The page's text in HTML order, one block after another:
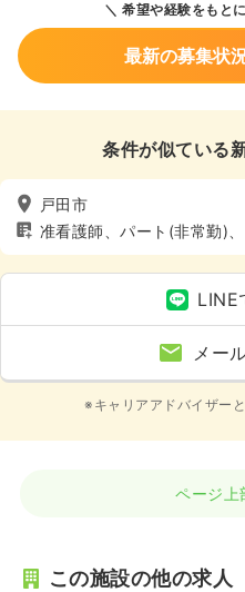
希望や経験をもと
最新の募集状
条件が似ている
戸田市
准看護師、パート(非常勤)
8休以上
LINE
メー
※キャリアアドバイザー
ページ上
この施設の他の求人